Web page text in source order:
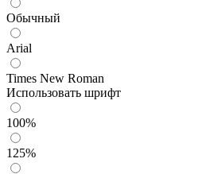
Обычный
Arial
Times New Roman
Использовать шрифт
100%
125%